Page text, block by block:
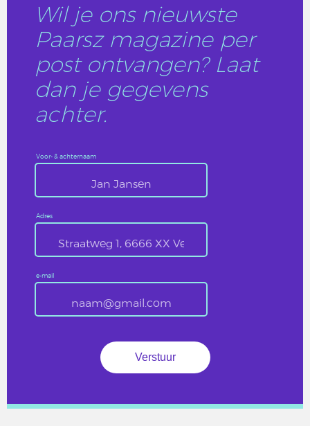
Wil je ons nieuwste
Paarsz magazine per
post ontvangen? Laat
dan je gegevens
achter.
Voor- & achternaam
Adres
e-mail